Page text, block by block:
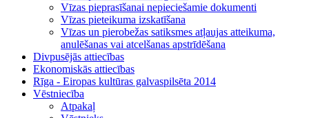
Vīzas pieprasīšanai nepieciešamie dokumenti
Vīzas pieteikuma izskatīšana
Vīzas un pierobežas satiksmes atļaujas atteikuma,
anulēšanas vai atcelšanas apstrīdēšana
Divpusējās attiecības
Ekonomiskās attiecības
Rīga - Eiropas kultūras galvaspilsēta 2014
Vēstniecība
Atpakaļ